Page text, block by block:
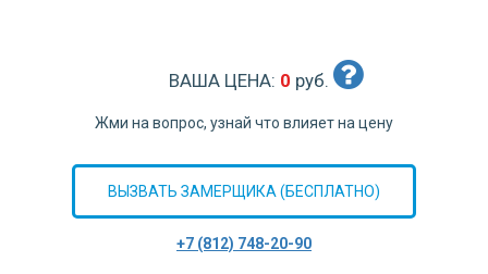
ВАША ЦЕНА: 0 руб.
Жми на вопрос, узнай что влияет на цену
ВЫЗВАТЬ ЗАМЕРЩИКА (БЕСПЛАТНО)
+7 (812) 748-20-90